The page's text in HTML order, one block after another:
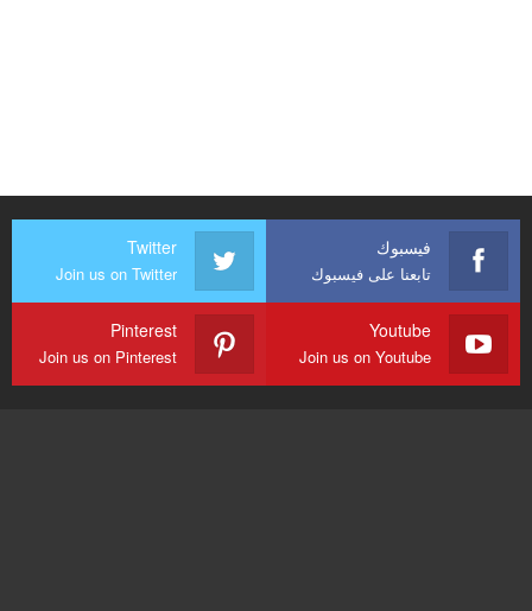
فيسبوك
تابعنا على فيسبوك
Twitter
Join us on Twitter
Youtube
Join us on Youtube
Pinterest
Join us on Pinterest